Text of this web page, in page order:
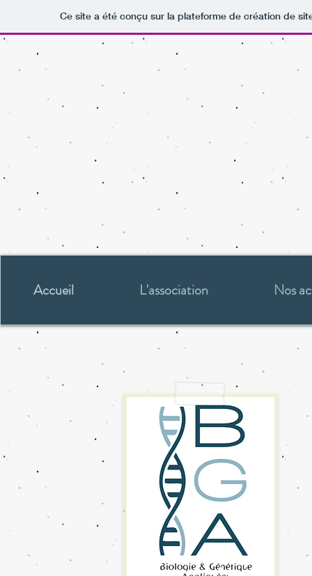
Ce site a été conçu sur la plateforme de création de
Accueil L'association Nos